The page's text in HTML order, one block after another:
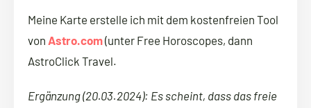
Meine Karte erstelle ich mit dem kostenfreien Tool
von Astro.com(unter Free Horoscopes, dann
AstroClick Travel.
Ergänzung (20.03.2024): Es scheint, dass das freie